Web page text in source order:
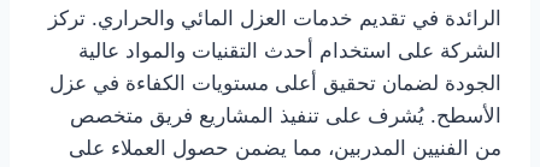
الرائدة في تقديم خدمات العزل المائي والحراري. تركز
الشركة على استخدام أحدث التقنيات والمواد عالية
الجودة لضمان تحقيق أعلى مستويات الكفاءة في عزل
الأسطح. يُشرف على تنفيذ المشاريع فريق متخصص
من الفنيين المدربين، مما يضمن حصول العملاء على